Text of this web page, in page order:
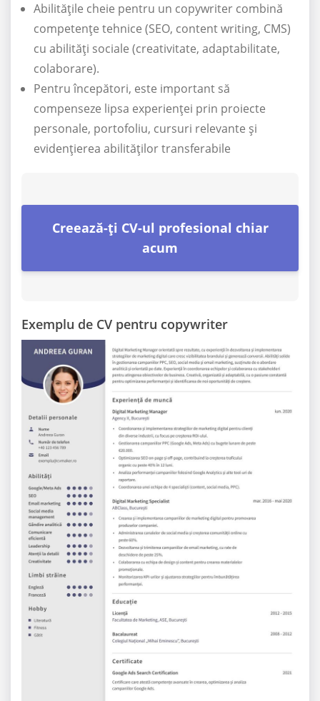
Abilitățile cheie pentru un copywriter combină
competențe tehnice (SEO, content writing, CMS)
cu abilități sociale (creativitate, adaptabilitate,
colaborare).
Pentru începători, este important să
compenseze lipsa experienței prin proiecte
personale, portofoliu, cursuri relevante și
evidențierea abilităților transferabile
Creează-ți CV-ul profesional chiar
acum
Exemplu de CV pentru copywriter